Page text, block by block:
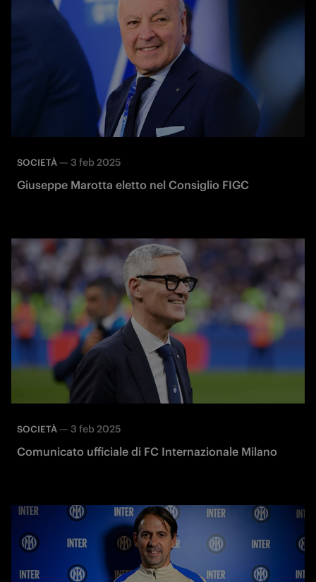
SOCIETÀ — 3 feb 2025
Giuseppe Marotta eletto nel Consiglio FIGC
SOCIETÀ — 3 feb 2025
Comunicato ufficiale di FC Internazionale Milano